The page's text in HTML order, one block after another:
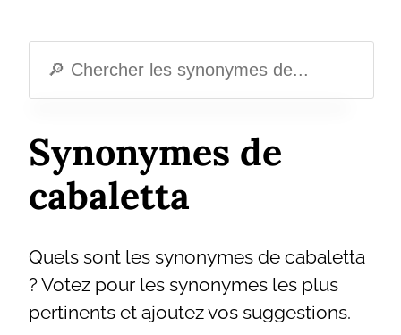
Synonymes de
cabaletta
Quels sont les synonymes de cabaletta
? Votez pour les synonymes les plus
pertinents et ajoutez vos suggestions.